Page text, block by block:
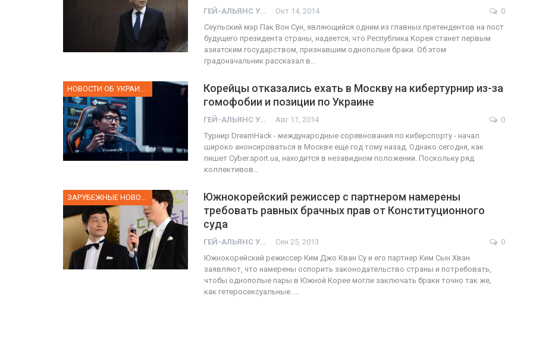
ГЕЙ-АЛЬЯНС УКРАИНА Окт 14, 2014
0
Сеульский мэр Пак Вон Сун, являющийся одним из главных претендентов на пост
будущего президента страны, надеется, что Республика Корея станет первым
азиатским государством, признавшим однополые браки. Об этом
градоначальник рассказал в…
Корейцы отказались ехать в Москву на кибертурнир из-за
гомофобии и позиции по Украине
ГЕЙ-АЛЬЯНС УКРАИНА Авг 11, 2014
0
Турнир DreamHack - международные соревнования по киберспорту - начал
широко анонсироваться в Москве еще год тому назад. Однако сегодня, как
пишет Сyber.sport.ua, находится в незавидном положении. Поскольку ряд
коллективов…
Южнокорейский режиссер с партнером намерены
требовать равных брачных прав от Конституционного
суда
ГЕЙ-АЛЬЯНС УКРАИНА Сен 25, 2013
0
Южнокорейский режиссер Ким Джо Кван Су и его партнер Ким Сын Хван
заявляют, что намерены оспорить законодательство страны и потребовать,
чтобы однополые пары в Южной Корее могли заключать браки точно так же,
как гетеросексуальные. …